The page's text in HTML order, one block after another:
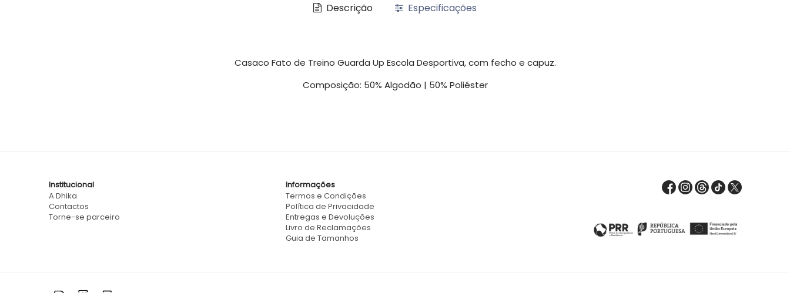
Descrição Especificações
Casaco Fato de Treino Guarda Up Escola Desportiva, com fecho e capuz.
Composição: 50% Algodão | 50% Poliéster
Institucional
A Dhika
Contactos
Torne-se parceiro
Informações
Termos e Condições
Política de Privacidade
Entregas e Devoluções
Livro de Reclamações
Guia de Tamanhos